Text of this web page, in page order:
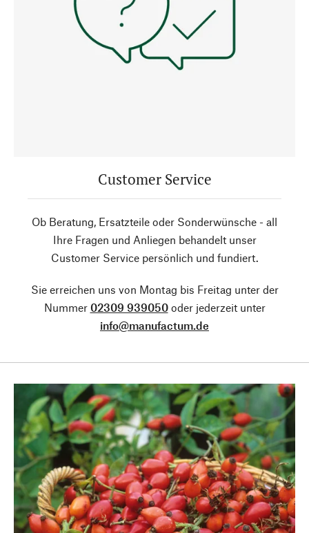
Customer Service
Ob Beratung, Ersatzteile oder Sonderwünsche - all
Ihre Fragen und Anliegen behandelt unser
Customer Service persönlich und fundiert.
Sie erreichen uns von Montag bis Freitag unter der
Nummer 02309 939050oder jederzeit unter
info@manufactum.de